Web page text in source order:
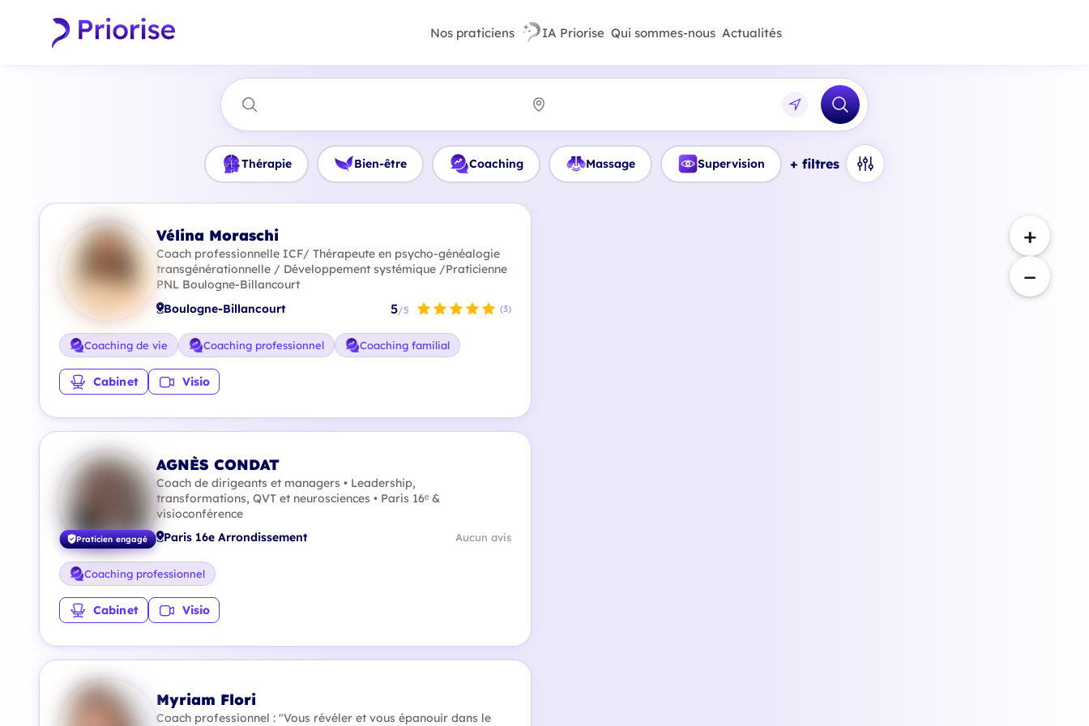
Nos praticiens IA Priorise Qui sommes-nous Actualités
Thérapie Bien-être Coaching Massage Supervision + filtres
Vélina Moraschi
Coach professionnelle ICF/ Thérapeute en psycho-généalogie
transgénérationnelle / Développement systémique /Praticienne
PNL Boulogne-Billancourt
Boulogne-Billancourt 5/5 (3)
Coaching de vie Coaching professionnel Coaching familial
Cabinet Visio
Praticien engagé
AGNÈS CONDAT
Coach de dirigeants et managers • Leadership,
transformations, QVT et neurosciences • Paris 16ᵉ &
visioconférence
Paris 16e Arrondissement Aucun avis
Coaching professionnel
Cabinet Visio
Myriam Flori
Coach professionnel : "Vous révéler et vous épanouir dans le
+
−